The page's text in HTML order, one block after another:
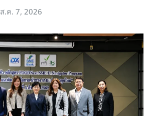
ส.ค. 7, 2026